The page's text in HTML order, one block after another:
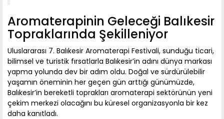
Aromaterapinin Geleceği Balıkesir
Topraklarında Şekilleniyor
Uluslararası 7. Balıkesir Aromaterapi Festivali, sunduğu ticari,
bilimsel ve turistik fırsatlarla Balıkesir’in adını dünya markası
yapma yolunda dev bir adım oldu. Doğal ve sürdürülebilir
yaşamın öneminin her geçen gün arttığı günümüzde,
Balıkesir’in bereketli toprakları aromaterapi sektörünün yeni
çekim merkezi olacağını bu küresel organizasyonla bir kez
daha kanıtladı.